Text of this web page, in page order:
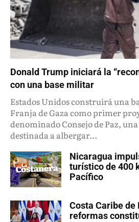
Donald Trump iniciará la
con una base militar
Estados Unidos construirá una
Franja de Gaza como primer
denominado Consejo de Paz,
destinada a albergar...
Nicaragua
turístico de 400
Pacífico
Costa Caribe
reformas